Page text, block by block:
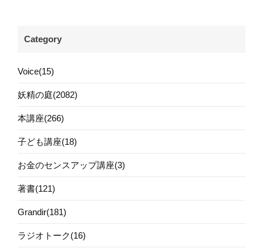
Category
Voice(15)
妖精の庭(2082)
本講座(266)
子ども講座(18)
お金のセンスアップ講座(3)
著書(121)
Grandir(181)
ラジオトーク(16)